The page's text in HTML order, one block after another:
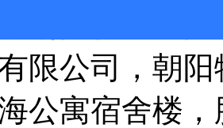
，朝阳物流有
限公司，朝
公寓宿舍楼